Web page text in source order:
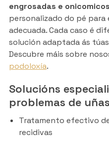
engrosadas e
personalizado do pé para
adecuada. Cada caso é
solución adaptada ás
Descubre máis sobre
podoloxía.
Solucións
problemas de uñas
Tratamento efectivo
recidivas